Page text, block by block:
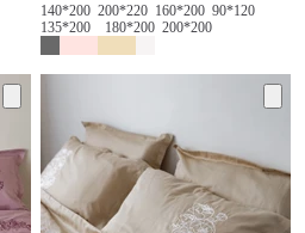
140*200200*220 160*20090*120
135*200
180*200200*200